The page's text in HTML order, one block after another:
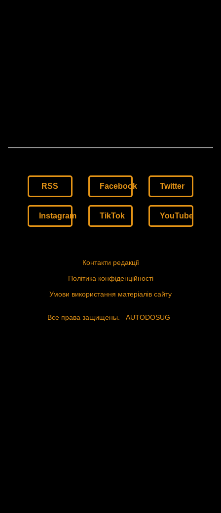
RSS Facebook Twitter
Instagram TikTok YouTube
Контакти редакції
Політика конфіденційності
Умови використання матеріалів сайту
Все права защищены. AUTODOSUG